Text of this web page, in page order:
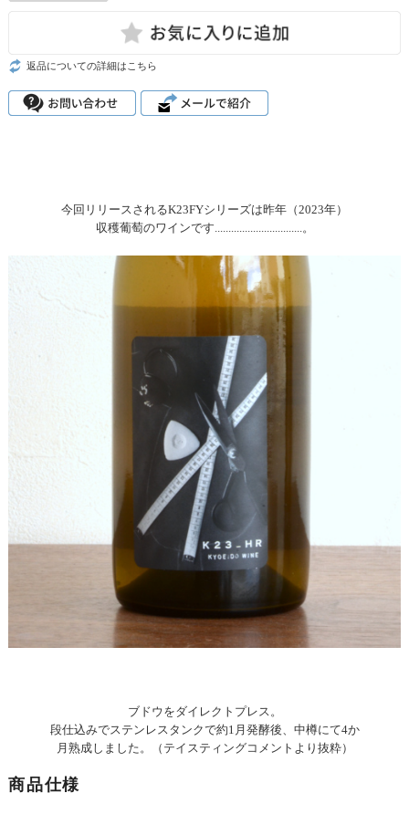
返品についての詳細はこちら
今回リリースされるK23FYシリーズは昨年（2023年）
収穫葡萄のワインです................................。
ブドウをダイレクトプレス。
段仕込みでステンレスタンクで約1月発酵後、中樽にて4か
月熟成しました。（テイスティングコメントより抜粋）
商品仕様